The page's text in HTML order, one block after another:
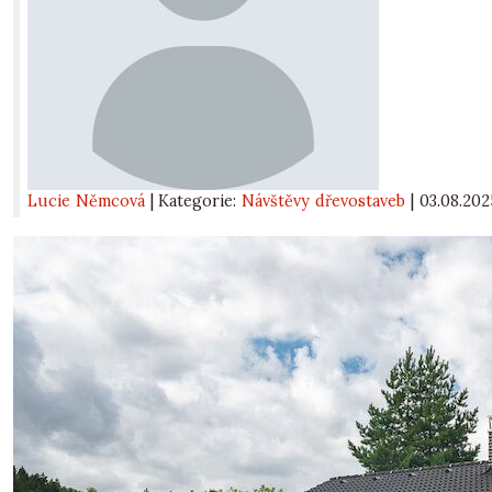
Lucie Němcová | Kategorie:Návštěvy dřevostaveb